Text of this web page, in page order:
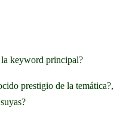
keyword principal?
prestigio de la temática?,